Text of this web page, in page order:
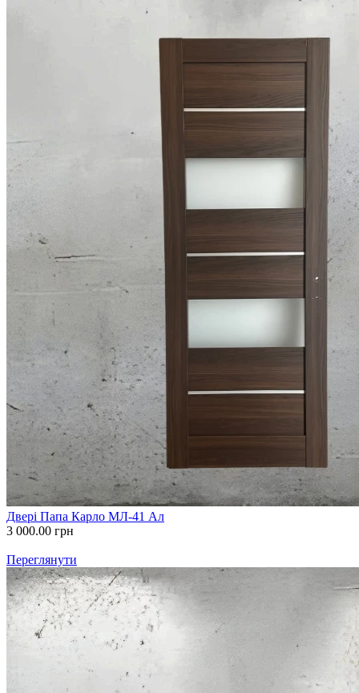
Двері Папа Карло МЛ-41 Ал
3 000.00 грн
Переглянути